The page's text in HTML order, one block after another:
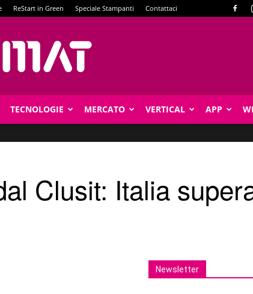
ReStart in Green Speciale Stampanti Contattaci
TECNOLOGIE MERCATO VERTICAL APP
Clusit: Italia
Newsletter